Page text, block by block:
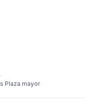
Plaza mayor